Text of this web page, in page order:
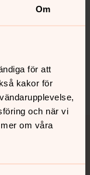
Om
för att
kakor för
och när vi
om våra